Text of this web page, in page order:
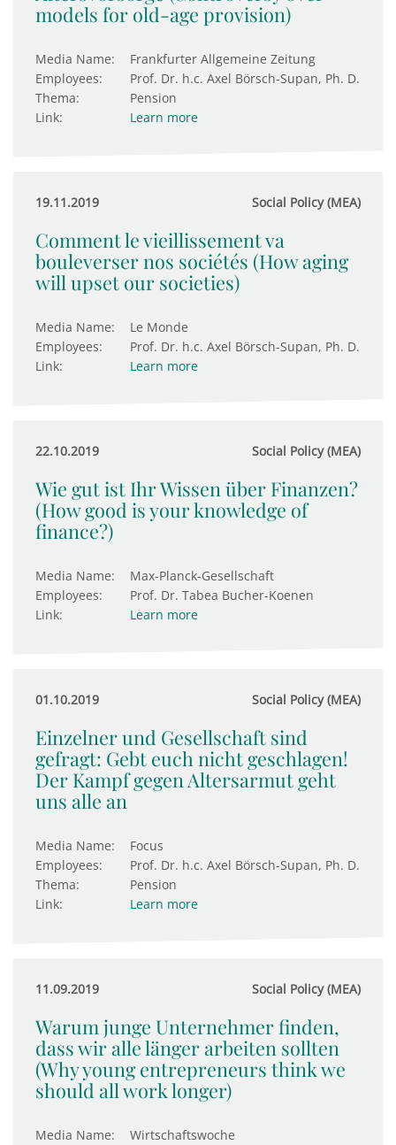
models for old-age provision)
Media Name:
Frankfurter Allgemeine Zeitung
Employees:
Prof. Dr. h.c. Axel Börsch-Supan, Ph. D.
Thema:
Pension
Link:
Learn more
19.11.2019 Social Policy (MEA)
Comment le vieillissement va
bouleverser nos sociétés (How aging
will upset our societies)
Media Name:
Le Monde
Employees:
Prof. Dr. h.c. Axel Börsch-Supan, Ph. D.
Link:
Learn more
22.10.2019 Social Policy (MEA)
Wie gut ist Ihr Wissen über Finanzen?
(How good is your knowledge of
finance?)
Media Name:
Max-Planck-Gesellschaft
Employees:
Prof. Dr. Tabea Bucher-Koenen
Link:
Learn more
01.10.2019 Social Policy (MEA)
Einzelner und Gesellschaft sind
gefragt: Gebt euch nicht geschlagen!
Der Kampf gegen Altersarmut geht
uns alle an
Media Name:
Focus
Employees:
Prof. Dr. h.c. Axel Börsch-Supan, Ph. D.
Thema:
Pension
Link:
Learn more
11.09.2019 Social Policy (MEA)
Warum junge Unternehmer finden,
dass wir alle länger arbeiten sollten
(Why young entrepreneurs think we
should all work longer)
Media Name:
Wirtschaftswoche